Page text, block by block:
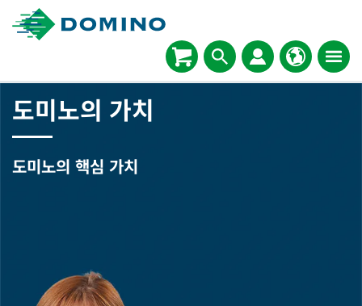
도미노의 가치
도미노의 핵심 가치